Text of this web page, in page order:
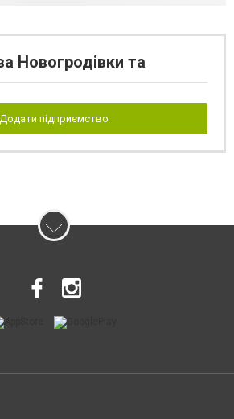
Новогродівки та
Додати підприємство